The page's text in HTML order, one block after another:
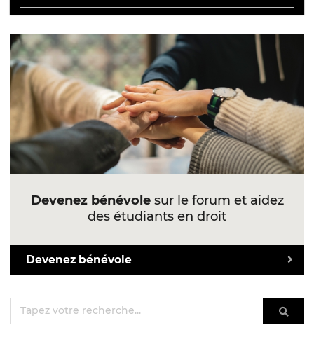
Devenez bénévolesur le forum et aidez
des étudiants en droit
Devenez bénévole